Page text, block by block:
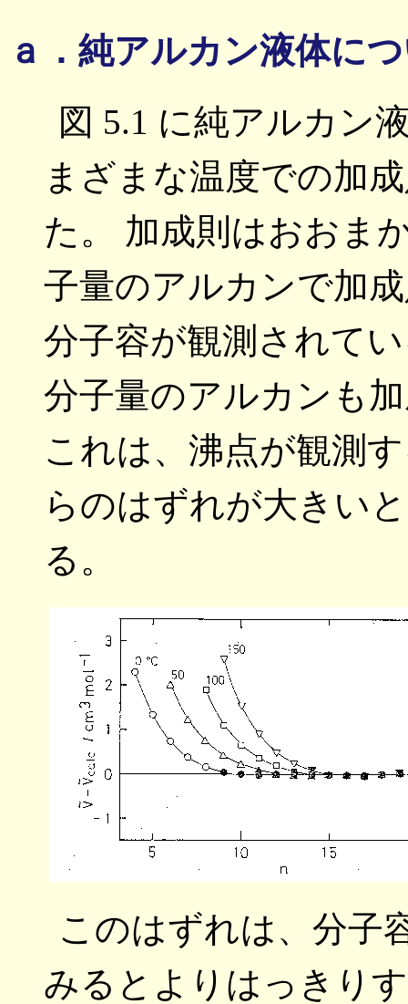
ａ．純アルカン液体に
図 5.1 に純アルカン
まざまな温度での加
た。 加成則はおおま
子量のアルカンで加
分子容が観測されて
分子量のアルカンも
これは、沸点が観測
らのはずれが大きい
る。
このはずれは、分子
みるとよりはっきり